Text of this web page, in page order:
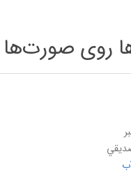
روی صورت‌ها